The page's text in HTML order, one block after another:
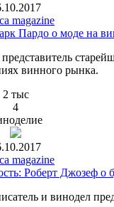
magazine
Пардо о моде на
винного рынка.
2 тыс
4
magazine
Роберт Джозеф о
и винодел